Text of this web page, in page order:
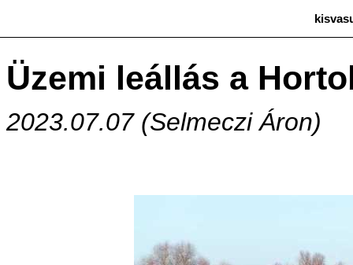
Üzemi leállás a
2023.07.07 (Selmeczi Áron)